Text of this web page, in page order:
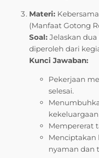
Materi:
(Manfaat Gotong
Soal: Jelaskan
diperoleh dari
Kunci Jawaban:
Pekerjaan
selesai.
Mempererat
Menciptakan
nyaman dan